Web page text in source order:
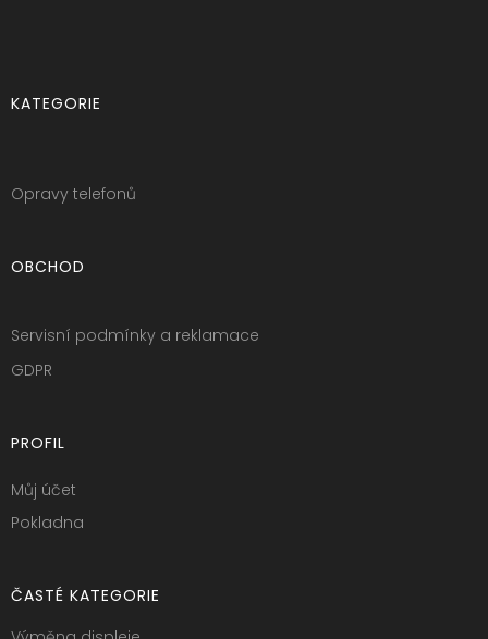
KATEGORIE
Opravy telefonů
OBCHOD
Servisní podmínky a reklamace
GDPR
PROFIL
Můj účet
Pokladna
ČASTÉ KATEGORIE